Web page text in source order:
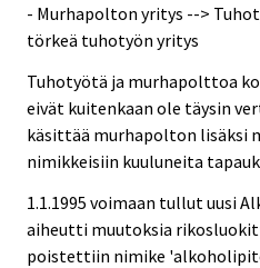
- Murhapolton yritys -->
törkeä tuhotyön yritys
Tuhotyötä ja murhapolttoa
eivät kuitenkaan ole täysin
käsittää murhapolton lisäksi
nimikkeisiin kuuluneita
1.1.1995 voimaan tullut uusi
aiheutti muutoksia
poistettiin nimike